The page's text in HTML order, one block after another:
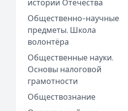
истории Отечества
Общественно-научные
предметы. Школа
волонтёра
Общественные науки.
Основы налоговой
грамотности
Обществознание